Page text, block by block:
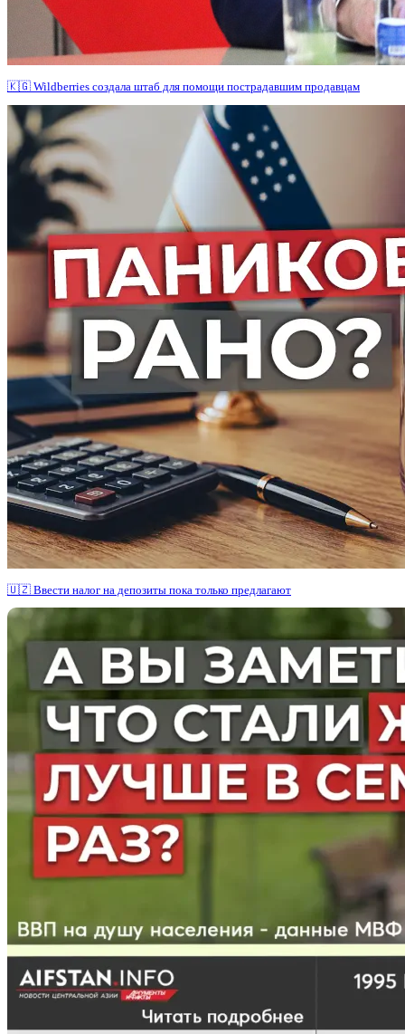
🇰🇬 Wildberries создала штаб для помощи пострадавшим продавцам
🇺🇿 Ввести налог на депозиты пока только предлагают